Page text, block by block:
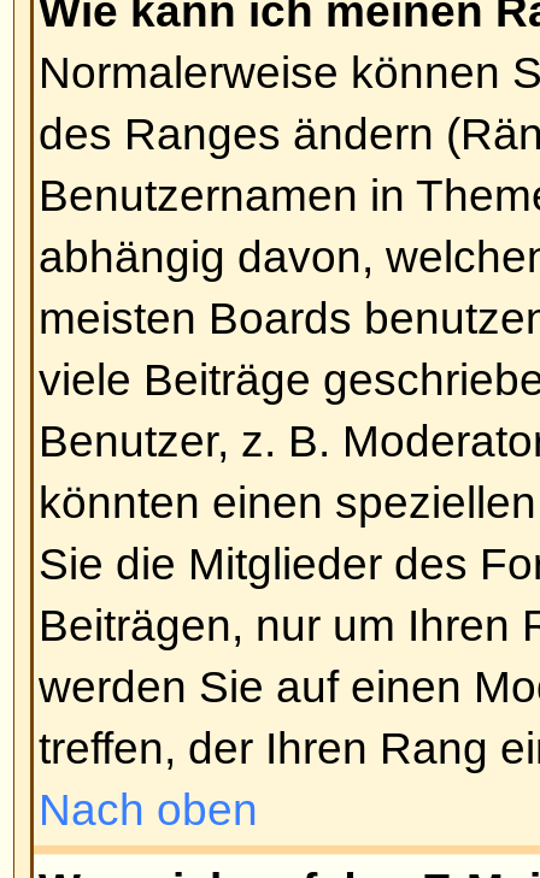
Eine Umfrage zu erstellen ist
ein neues Thema erstellen
eines Themas editieren, sofern
Berechtigung haben), sollten
hinzufügen -Option unterhalb
Sie sie nicht sehen können,
nicht die erforderlichen Rechte).
für Ihre Umfrage angeben und
Antwortmöglichkeiten (um eine
klicken Sie bitte auf dieAntwort
Schaltfläche. Sie können auch
Umfrage festlegen, 0 steht
dauernde Umfrage. Es gibt eine
an Antwortoptionen, diese wird
festgelegt.
Nach oben
Wie editiere oder lösche ich
Genau wie bei den Beiträgen